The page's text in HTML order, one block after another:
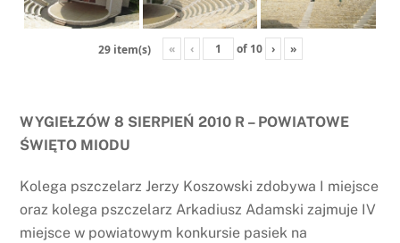
29 item(s) « ‹ of 10 › »
WYGIEŁZÓW 8 SIERPIEŃ 2010 R – POWIATOWE
ŚWIĘTO MIODU
Kolega pszczelarz Jerzy Koszowski zdobywa I miejsce
oraz kolega pszczelarz Arkadiusz Adamski zajmuje IV
miejsce w powiatowym konkursie pasiek na